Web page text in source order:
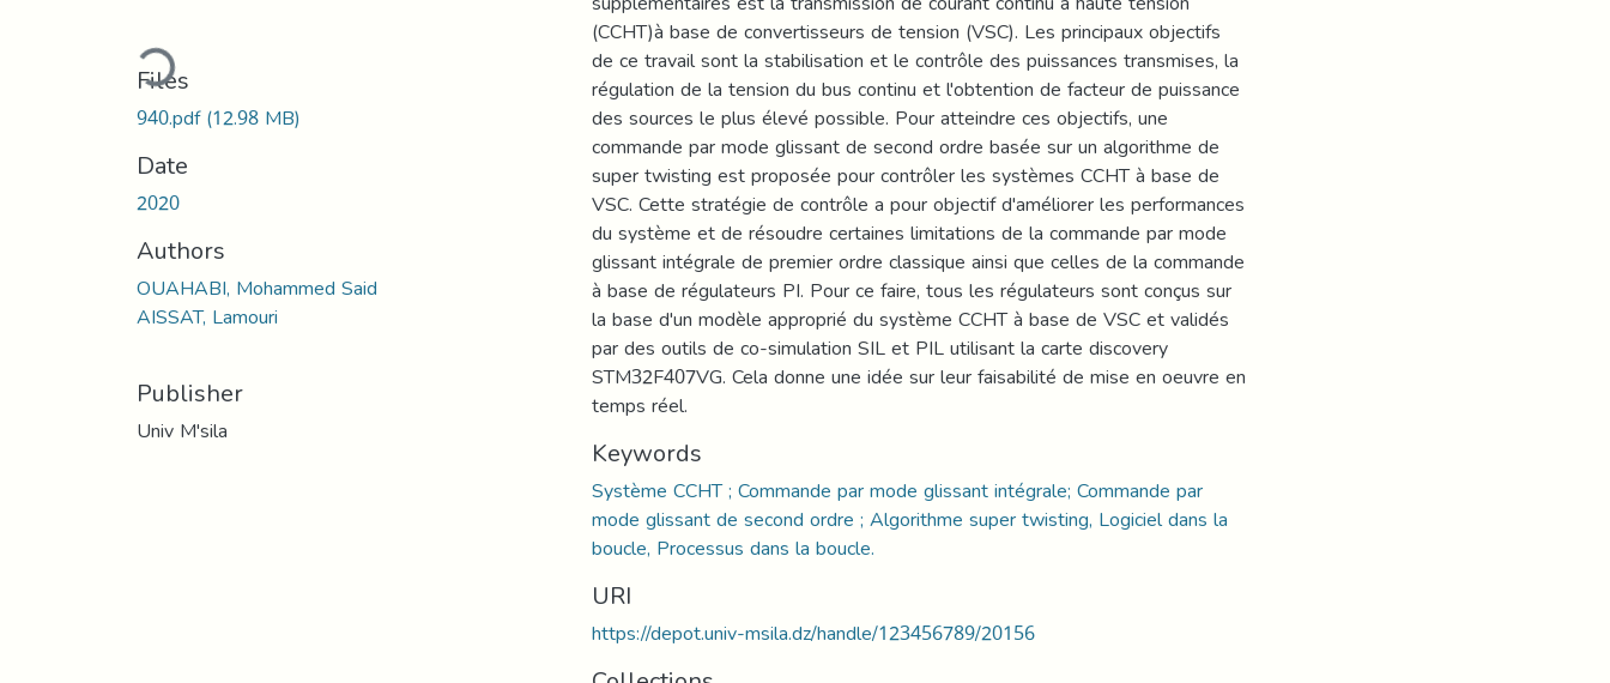
Loading...
Files
940.pdf(12.98 MB)
Date
2020
Authors
OUAHABI, Mohammed Said
AISSAT, Lamouri
Publisher
Univ M'sila
(CCHT)à base de convertisseurs de tension (VSC). Les principaux objectifs
de ce travail sont la stabilisation et le contrôle des puissances transmises, la
régulation de la tension du bus continu et l'obtention de facteur de puissance
des sources le plus élevé possible. Pour atteindre ces objectifs, une
commande par mode glissant de second ordre basée sur un algorithme de
super twisting est proposée pour contrôler les systèmes CCHT à base de
VSC. Cette stratégie de contrôle a pour objectif d'améliorer les performances
du système et de résoudre certaines limitations de la commande par mode
glissant intégrale de premier ordre classique ainsi que celles de la commande
à base de régulateurs PI. Pour ce faire, tous les régulateurs sont conçus sur
la base d'un modèle approprié du système CCHT à base de VSC et validés
par des outils de co-simulation SIL et PIL utilisant la carte discovery
STM32F407VG. Cela donne une idée sur leur faisabilité de mise en oeuvre en
temps réel.
Keywords
Système CCHT ; Commande par mode glissant intégrale; Commande par
mode glissant de second ordre ; Algorithme super twisting, Logiciel dans la
boucle, Processus dans la boucle.
URI
https://depot.univ-msila.dz/handle/123456789/20156